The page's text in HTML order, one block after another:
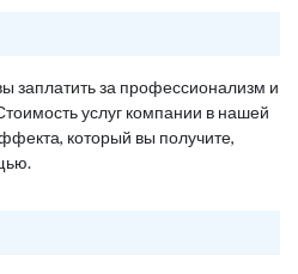
заплатить за профессионализм и
услуг компании в нашей
который вы получите,